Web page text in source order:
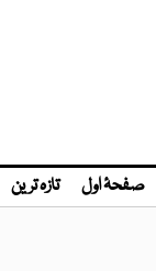
صفحۂ اول تازہ ترین